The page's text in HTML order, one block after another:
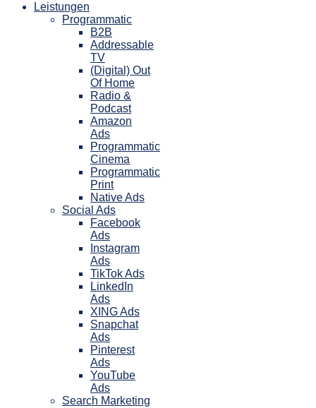
Leistungen
Programmatic
B2B
Addressable
TV
(Digital) Out
Of Home
Radio &
Podcast
Amazon
Ads
Programmatic
Cinema
Programmatic
Print
Native Ads
Social Ads
Facebook
Ads
Instagram
Ads
TikTok Ads
LinkedIn
Ads
XING Ads
Snapchat
Ads
Pinterest
Ads
YouTube
Ads
Search Marketing